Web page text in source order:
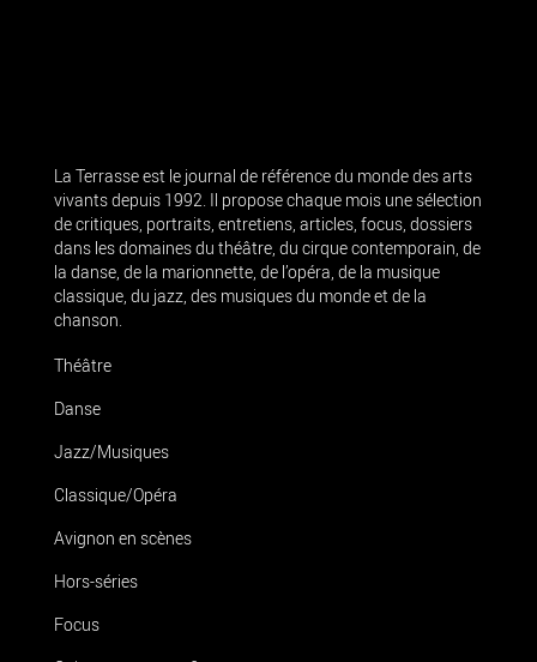
La Terrasse est le journal de référence du monde des arts
vivants depuis 1992. Il propose chaque mois une sélection
de critiques, portraits, entretiens, articles, focus, dossiers
dans les domaines du théâtre, du cirque contemporain, de
la danse, de la marionnette, de l’opéra, de la musique
classique, du jazz, des musiques du monde et de la
chanson.
Théâtre
Danse
Jazz/Musiques
Classique/Opéra
Avignon en scènes
Hors-séries
Focus